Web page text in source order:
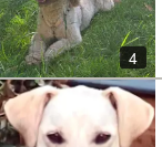
4